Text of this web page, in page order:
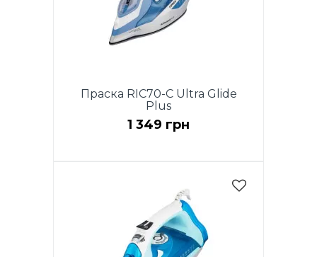
Праска RIC70-C Ultra Glide
Plus
1 349 грн